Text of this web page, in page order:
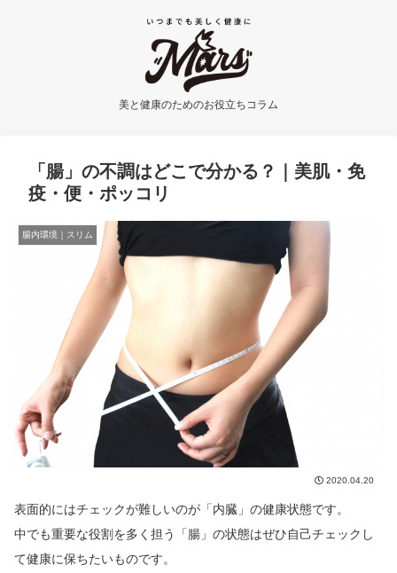
美と健康のためのお役立ちコラム
「腸」の不調はどこで分かる？｜美肌・免
疫・便・ポッコリ
腸内環境｜スリム
2020.04.20
表面的にはチェックが難しいのが「内臓」の健康状態です。
中でも重要な役割を多く担う「腸」の状態はぜひ自己チェックし
て健康に保ちたいものです。